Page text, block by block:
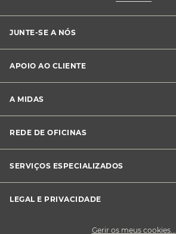
JUNTE-SE A NÓS
Franchising Midas
APOIO AO CLIENTE
Livro de Reclamações
Canal de Denúncias
Perguntas Frequentes
A MIDAS
Sustentabilidade
Notícias Midas
REDE DE OFICINAS
SERVIÇOS ESPECIALIZADOS
LEGAL E PRIVACIDADE
Gerir os meus cookies...